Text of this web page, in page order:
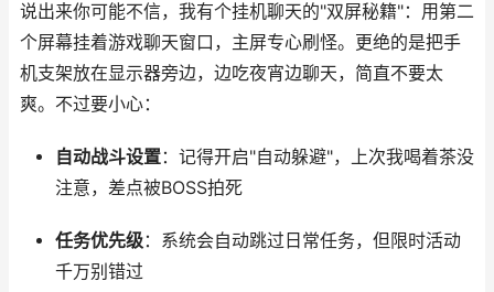
说出来你可能不信，我有个挂机聊天的"双屏秘籍"：用第二
个屏幕挂着游戏聊天窗口，主屏专心刷怪。更绝的是把手
机支架放在显示器旁边，边吃夜宵边聊天，简直不要太
爽。不过要小心：
自动战斗设置：记得开启"自动躲避"，上次我喝着茶没
注意，差点被BOSS拍死
任务优先级：系统会自动跳过日常任务，但限时活动
千万别错过